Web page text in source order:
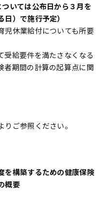
いては公布日から３月を
）で施行予定）
児休業給付についても所要
受給要件を満たさなくなる
者期間の計算の起算点に関
ご参照ください。
構築するための健康保険
概要